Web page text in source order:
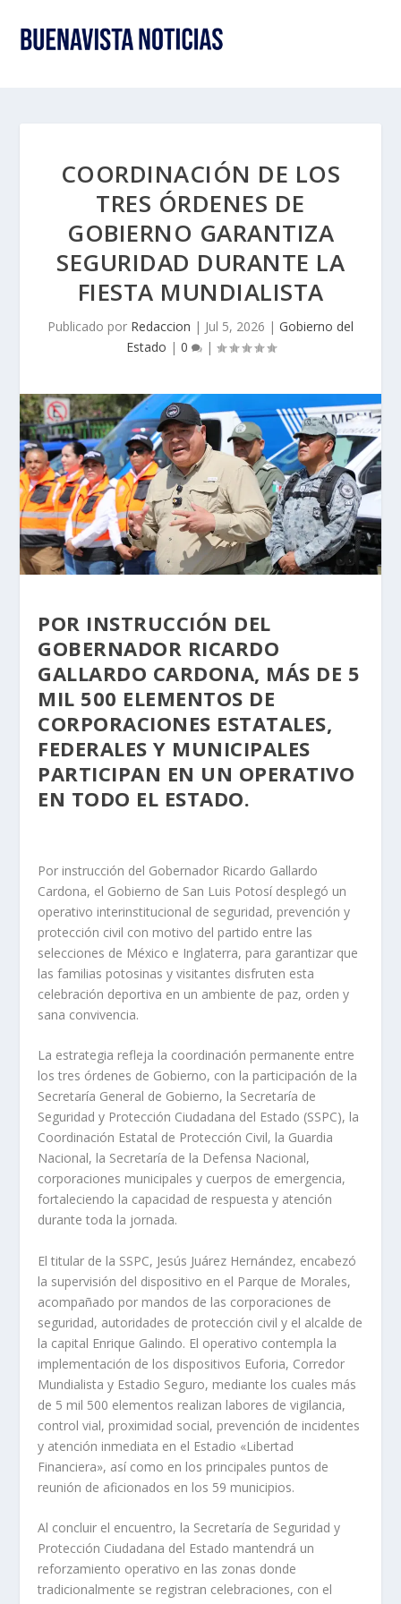
COORDINACIÓN DE LOS
TRES ÓRDENES DE
GOBIERNO GARANTIZA
SEGURIDAD DURANTE LA
FIESTA MUNDIALISTA
Publicado por Redaccion | Jul 5, 2026 | Gobierno del
Estado | 0 |
POR INSTRUCCIÓN DEL
GOBERNADOR RICARDO
GALLARDO CARDONA, MÁS DE 5
MIL 500 ELEMENTOS DE
CORPORACIONES ESTATALES,
FEDERALES Y MUNICIPALES
PARTICIPAN EN UN OPERATIVO
EN TODO EL ESTADO.
Por instrucción del Gobernador Ricardo Gallardo
Cardona, el Gobierno de San Luis Potosí desplegó un
operativo interinstitucional de seguridad, prevención y
protección civil con motivo del partido entre las
selecciones de México e Inglaterra, para garantizar que
las familias potosinas y visitantes disfruten esta
celebración deportiva en un ambiente de paz, orden y
sana convivencia.
La estrategia refleja la coordinación permanente entre
los tres órdenes de Gobierno, con la participación de la
Secretaría General de Gobierno, la Secretaría de
Seguridad y Protección Ciudadana del Estado (SSPC), la
Coordinación Estatal de Protección Civil, la Guardia
Nacional, la Secretaría de la Defensa Nacional,
corporaciones municipales y cuerpos de emergencia,
fortaleciendo la capacidad de respuesta y atención
durante toda la jornada.
El titular de la SSPC, Jesús Juárez Hernández, encabezó
la supervisión del dispositivo en el Parque de Morales,
acompañado por mandos de las corporaciones de
seguridad, autoridades de protección civil y el alcalde de
la capital Enrique Galindo. El operativo contempla la
implementación de los dispositivos Euforia, Corredor
Mundialista y Estadio Seguro, mediante los cuales más
de 5 mil 500 elementos realizan labores de vigilancia,
control vial, proximidad social, prevención de incidentes
y atención inmediata en el Estadio «Libertad
Financiera», así como en los principales puntos de
reunión de aficionados en los 59 municipios.
Al concluir el encuentro, la Secretaría de Seguridad y
Protección Ciudadana del Estado mantendrá un
reforzamiento operativo en las zonas donde
tradicionalmente se registran celebraciones, con el